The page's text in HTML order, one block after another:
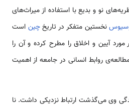
نو و بدیع با استفاده از میراث­‌های
نخستین متفکر در تاریخچین است
آیین و اخلاق را مطرح کرده و آن را
روابط انسانی در جامعه از اهمیت
وی می‌­گذشت ارتباط نزدیکی داشت. نا